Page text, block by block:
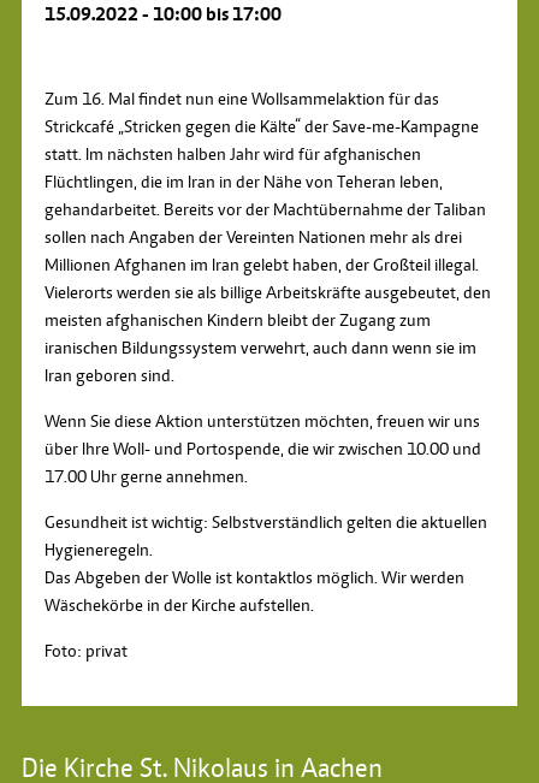
15.09.2022 - 10:00 bis 17:00
Zum 16. Mal findet nun eine Wollsammelaktion für das
Strickcafé „Stricken gegen die Kälte“ der Save-me-Kampagne
statt. Im nächsten halben Jahr wird für afghanischen
Flüchtlingen, die im Iran in der Nähe von Teheran leben,
gehandarbeitet. Bereits vor der Machtübernahme der Taliban
sollen nach Angaben der Vereinten Nationen mehr als drei
Millionen Afghanen im Iran gelebt haben, der Großteil illegal.
Vielerorts werden sie als billige Arbeitskräfte ausgebeutet, den
meisten afghanischen Kindern bleibt der Zugang zum
iranischen Bildungssystem verwehrt, auch dann wenn sie im
Iran geboren sind.
Wenn Sie diese Aktion unterstützen möchten, freuen wir uns
über Ihre Woll- und Portospende, die wir zwischen 10.00 und
17.00 Uhr gerne annehmen.
Gesundheit ist wichtig: Selbstverständlich gelten die aktuellen
Hygieneregeln.
Das Abgeben der Wolle ist kontaktlos möglich. Wir werden
Wäschekörbe in der Kirche aufstellen.
Foto: privat
Die Kirche St. Nikolaus in Aachen